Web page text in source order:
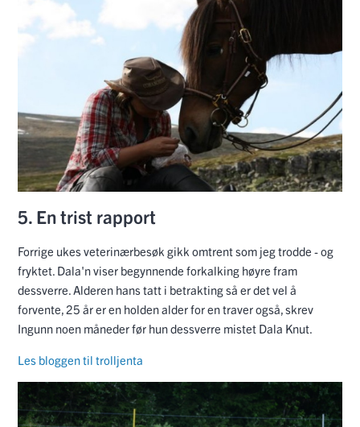
5. En trist rapport
Forrige ukes veterinærbesøk gikk omtrent som jeg trodde - og
fryktet. Dala'n viser begynnende forkalking høyre fram
dessverre. Alderen hans tatt i betrakting så er det vel å
forvente, 25 år er en holden alder for en traver også, skrev
Ingunn noen måneder før hun dessverre mistet Dala Knut.
Les bloggen til trolljenta